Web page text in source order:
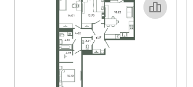
Объект месяца